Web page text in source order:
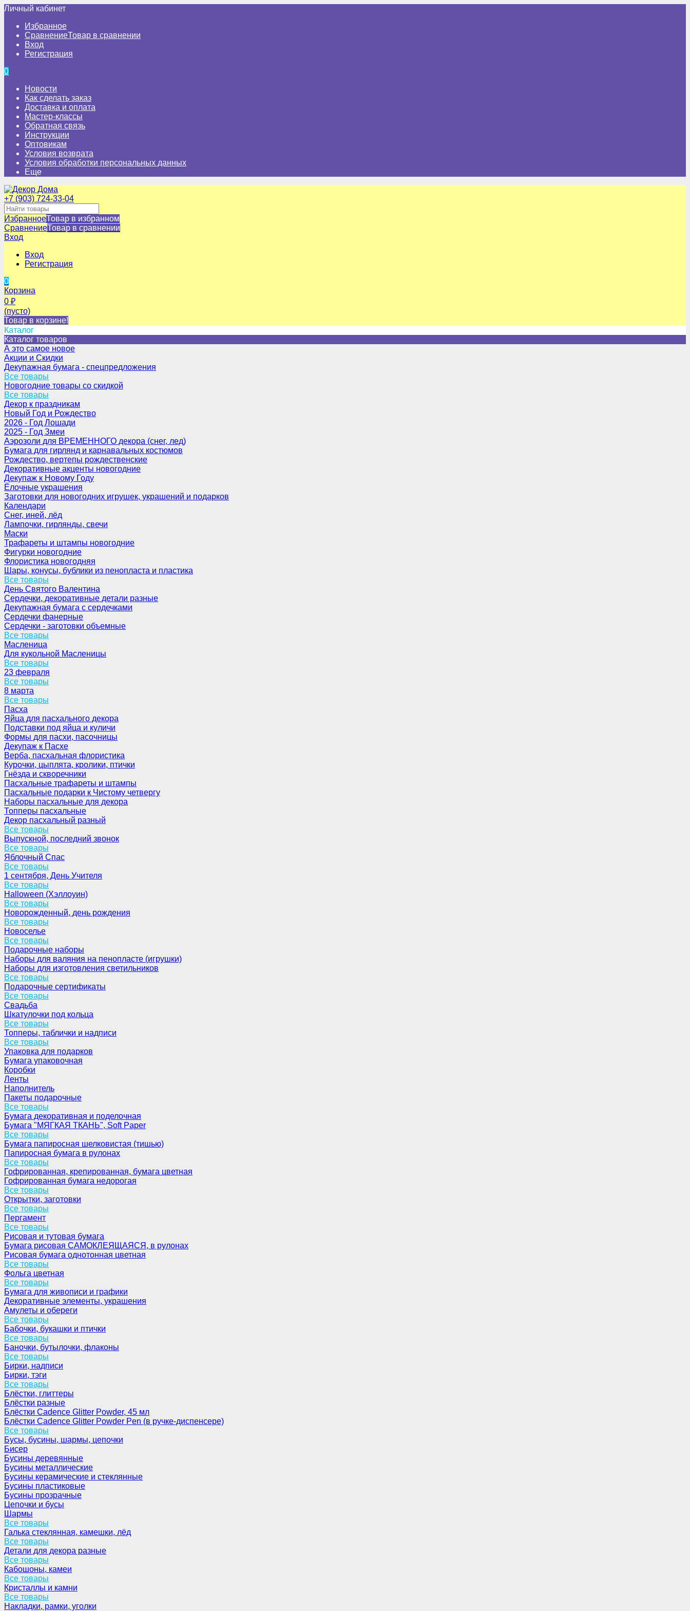
Личный кабинет
Избранное
СравнениеТовар в сравнении
Вход
Регистрация
0
Новости
Как сделать заказ
Доставка и оплата
Мастер-классы
Обратная связь
Инструкции
Оптовикам
Условия возврата
Условия обработки персональных данных
Еще
+7 (903) 724-33-04
ИзбранноеТовар в избранном
СравнениеТовар в сравнении
Вход
Вход
Регистрация
0
Корзина
0 ₽
(пусто)
Товар в корзине!
Каталог
Каталог товаров
А это самое новое
Акции и Скидки
Декупажная бумага - спецпредложения
Все товары
Новогодние товары со скидкой
Все товары
Декор к праздникам
Новый Год и Рождество
2026 - Год Лошади
2025 - Год Змеи
Аэрозоли для ВРЕМЕННОГО декора (снег, лед)
Бумага для гирлянд и карнавальных костюмов
Рождество, вертепы рождественские
Декоративные акценты новогодние
Декупаж к Новому Году
Ёлочные украшения
Заготовки для новогодних игрушек, украшений и подарков
Календари
Снег, иней, лёд
Лампочки, гирлянды, свечи
Маски
Трафареты и штампы новогодние
Фигурки новогодние
Флористика новогодняя
Шары, конусы, бублики из пенопласта и пластика
Все товары
День Святого Валентина
Сердечки, декоративные детали разные
Декупажная бумага с сердечками
Сердечки фанерные
Сердечки - заготовки объемные
Все товары
Масленица
Для кукольной Масленицы
Все товары
23 февраля
Все товары
8 марта
Все товары
Пасха
Яйца для пасхального декора
Подставки под яйца и куличи
Формы для пасхи, пасочницы
Декупаж к Пасхе
Верба, пасхальная флористика
Курочки, цыплята, кролики, птички
Гнёзда и скворечники
Пасхальные трафареты и штампы
Пасхальные подарки к Чистому четвергу
Наборы пасхальные для декора
Топперы пасхальные
Декор пасхальный разный
Все товары
Выпускной, последний звонок
Все товары
Яблочный Спас
Все товары
1 сентября, День Учителя
Все товары
Halloween (Хэллоуин)
Все товары
Новорожденный, день рождения
Все товары
Новоселье
Все товары
Подарочные наборы
Наборы для валяния на пенопласте (игрушки)
Наборы для изготовления светильников
Все товары
Подарочные сертификаты
Все товары
Свадьба
Шкатулочки под кольца
Все товары
Топперы, таблички и надписи
Все товары
Упаковка для подарков
Бумага упаковочная
Коробки
Ленты
Наполнитель
Пакеты подарочные
Все товары
Бумага декоративная и поделочная
Бумага "МЯГКАЯ ТКАНЬ", Soft Paper
Все товары
Бумага папиросная шелковистая (тишью)
Папиросная бумага в рулонах
Все товары
Гофрированная, крепированная, бумага цветная
Гофрированная бумага недорогая
Все товары
Открытки, заготовки
Все товары
Пергамент
Все товары
Рисовая и тутовая бумага
Бумага рисовая САМОКЛЕЯЩАЯСЯ, в рулонах
Рисовая бумага однотонная цветная
Все товары
Фольга цветная
Все товары
Бумага для живописи и графики
Декоративные элементы, украшения
Амулеты и обереги
Все товары
Бабочки, букашки и птички
Все товары
Баночки, бутылочки, флаконы
Все товары
Бирки, надписи
Бирки, тэги
Все товары
Блёстки, глиттеры
Блёстки разные
Блёстки Cadence Glitter Powder, 45 мл
Блёстки Cadence Glitter Powder Pen (в ручке-диспенсере)
Все товары
Бусы, бусины, шармы, цепочки
Бисер
Бусины деревянные
Бусины металлические
Бусины керамические и стеклянные
Бусины пластиковые
Бусины прозрачные
Цепочки и бусы
Шармы
Все товары
Галька стеклянная, камешки, лёд
Все товары
Детали для декора разные
Все товары
Кабошоны, камеи
Все товары
Кристаллы и камни
Все товары
Накладки, рамки, уголки